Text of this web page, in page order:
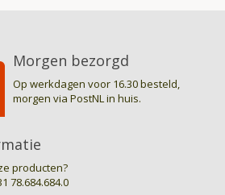
Morgen bezorgd
Op werkdagen voor 16.30 besteld,
morgen via PostNL in huis.
producten?
78.684.684.0